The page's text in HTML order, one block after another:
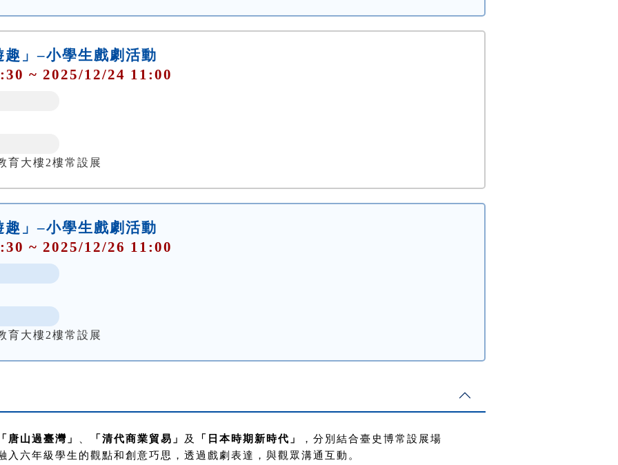
」–小學生戲劇活動
~ 2025/12/24 11:00
育大樓2樓常設展
」–小學生戲劇活動
~ 2025/12/26 11:00
育大樓2樓常設展
唐山過臺灣」 、 「清代商業貿易」 及 「日本時期新時代」 ， 分別結合臺史博常設展場
入六年級學生的觀點和創意巧思，透過戲劇表達，與觀眾溝通互動。